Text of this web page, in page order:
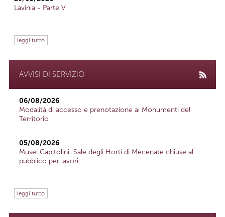
Lavinia - Parte V
leggi tutto
AVVISI DI SERVIZIO
06/08/2026
Modalità di accesso e prenotazione ai Monumenti del
Territorio
05/08/2026
Musei Capitolini: Sale degli Horti di Mecenate chiuse al
pubblico per lavori
leggi tutto